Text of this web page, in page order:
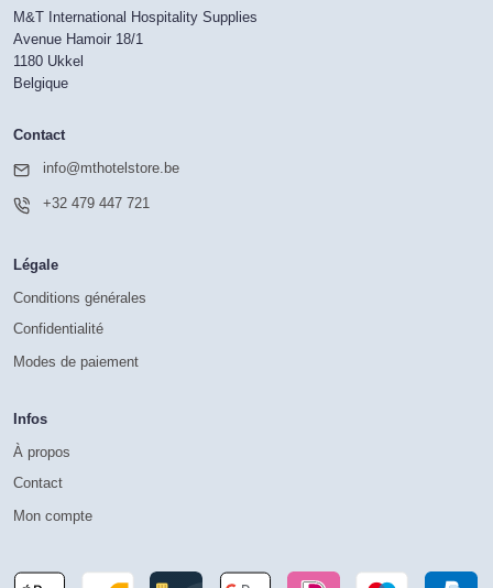
M&T International Hospitality Supplies
Avenue Hamoir 18/1
1180 Ukkel
Belgique
Contact
info@mthotelstore.be
+32 479 447 721
Légale
Conditions générales
Confidentialité
Modes de paiement
Infos
À propos
Contact
Mon compte